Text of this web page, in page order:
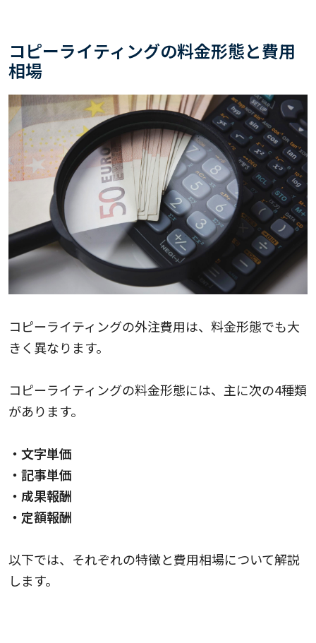
コピーライティングの料金形態と費用
相場
コピーライティングの外注費用は、料金形態でも大
きく異なります。
コピーライティングの料金形態には、主に次の4種類
があります。
・文字単価
・記事単価
・成果報酬
・定額報酬
以下では、それぞれの特徴と費用相場について解説
します。